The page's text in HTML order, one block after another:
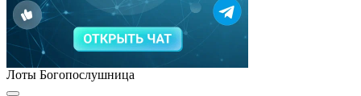
Лоты Богопослушница